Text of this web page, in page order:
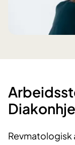
Revmatologisk